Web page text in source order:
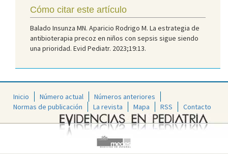
Cómo citar este artículo
Balado Insunza MN. Aparicio Rodrigo M. La estrategia de
antibioterapia precoz en niños con sepsis sigue siendo
una prioridad. Evid Pediatr. 2023;19:13.
Inicio Número actual
Números anteriores
Normas de publicación
La revista Mapa RSS Contacto